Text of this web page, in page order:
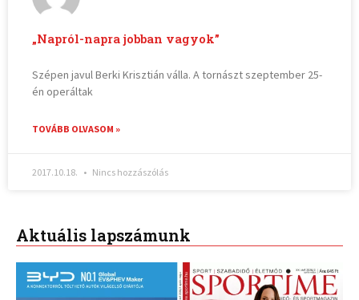
„Napról-napra jobban vagyok”
Szépen javul Berki Krisztián válla. A tornászt szeptember 25-
én operáltak
TOVÁBB OLVASOM »
2017.10.18. Nincs hozzászólás
Aktuális lapszámunk